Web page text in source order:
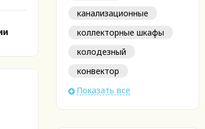
канализационные
коллекторные шкафы
колодезный
конвектор
Показать все